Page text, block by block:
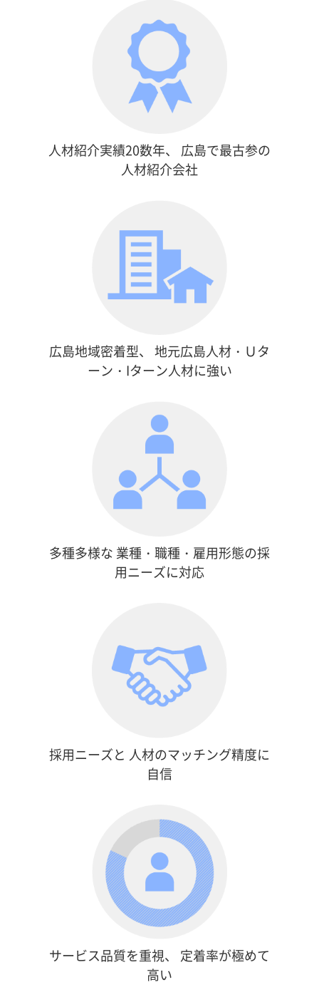
人材紹介実績20数年、
広島で最古参の
人材紹介会社
広島地域密着型、 地元広島人材・Ｕタ
ーン・Iターン人材に強い
多種多様な 業種・職種・雇用形態の採
用ニーズに対応
採用ニーズと 人材のマッチング精度に
自信
サービス品質を重視、
定着率が極めて
高い